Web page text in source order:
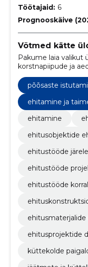
Töötajaid: 6
Prognooskäive
Võtmed kätte
Pakume laia valikut
korstnapiipude ja
teenus tagab, et
põõsaste
ehitamine ja
ehitamine
ehitusobjektide
ehitustööde
ehitustööde
ehitustööde
ehitusprojektide
küttekolde